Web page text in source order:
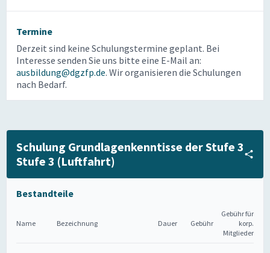
Termine
Derzeit sind keine Schulungstermine geplant. Bei
Interesse senden Sie uns bitte eine E-Mail an:
ausbildung@dgzfp.de. Wir organisieren die Schulungen
nach Bedarf.
Schulung Grundlagenkenntisse der Stufe 3
Stufe 3 (Luftfahrt)
Bestandteile
Name Bezeichnung Dauer Gebühr
Gebühr für
korp.
Mitglieder